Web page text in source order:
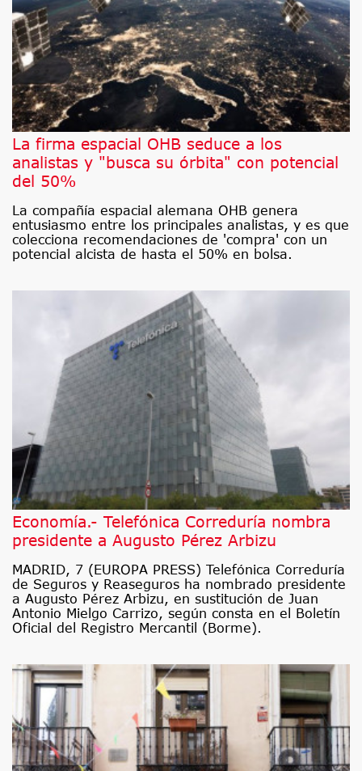
La firma espacial OHB seduce a los
analistas y "busca su órbita" con potencial
del 50%
La compañía espacial alemana OHB genera
entusiasmo entre los principales analistas, y es que
colecciona recomendaciones de 'compra' con un
potencial alcista de hasta el 50% en bolsa.
Economía.- Telefónica Correduría nombra
presidente a Augusto Pérez Arbizu
MADRID, 7 (EUROPA PRESS) Telefónica Correduría
de Seguros y Reaseguros ha nombrado presidente
a Augusto Pérez Arbizu, en sustitución de Juan
Antonio Mielgo Carrizo, según consta en el Boletín
Oficial del Registro Mercantil (Borme).